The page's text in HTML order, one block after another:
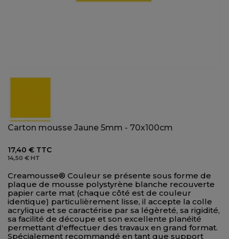
Carton mousse Jaune 5mm - 70x100cm
17,40 € TTC
14,50 € HT
Creamousse® Couleur se présente sous forme de
plaque de mousse polystyrène blanche recouverte
papier carte mat (chaque côté est de couleur
identique) particulièrement lisse, il accepte la colle
acrylique et se caractérise par sa légèreté, sa rigidité,
sa facilité de découpe et son excellente planéité
permettant d'effectuer des travaux en grand format.
Spécialement recommandé en tant que support